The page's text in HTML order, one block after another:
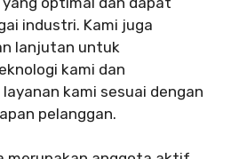
industri. Kami juga
lanjutan untuk
kami dan
kami sesuai dengan
pelanggan.